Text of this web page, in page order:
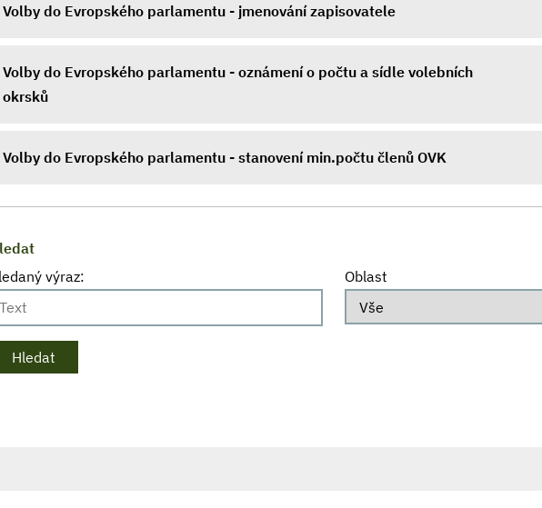
Volby do Evropského parlamentu - jmenování zapisovatele
Volby do Evropského parlamentu - oznámení o počtu a sídle volebních
okrsků
Volby do Evropského parlamentu - stanovení min.počtu členů OVK
výraz:
Oblast